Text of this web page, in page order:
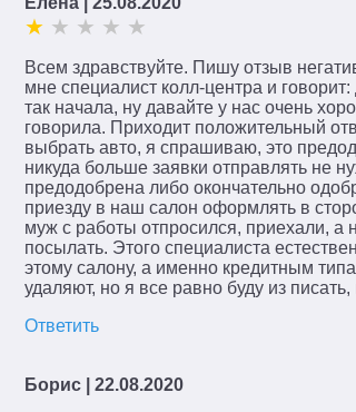
Всем здравствуйте. Пишу отзыв
мне специалист колл-центра и
так начала, ну давайте у нас очень
говорила. Приходит положительный
выбрать авто, я спрашиваю, это
никуда больше заявки отправлять не
предодобрена либо окончательно
приезду в наш салон оформлять в
муж с работы отпросился, приехали, а
посылать. Этого специалиста
этому салону, а именно кредитным
удаляют, но я все равно буду из
Ответить
Борис
| 22.08.2020